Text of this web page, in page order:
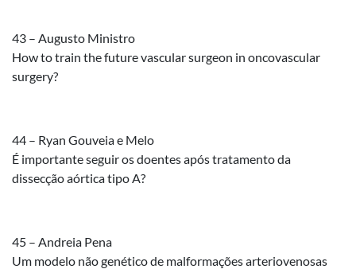
43 – Augusto Ministro
How to train the future vascular surgeon in oncovascular
surgery?
44 – Ryan Gouveia e Melo
É importante seguir os doentes após tratamento da
dissecção aórtica tipo A?
45 – Andreia Pena
Um modelo não genético de malformações arteriovenosas